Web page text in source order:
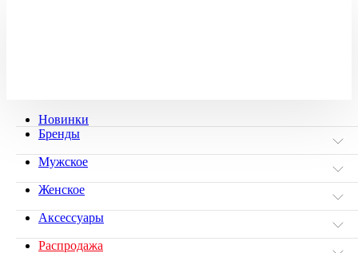
Новинки
Бренды
Мужское
Женское
Аксессуары
Распродажа